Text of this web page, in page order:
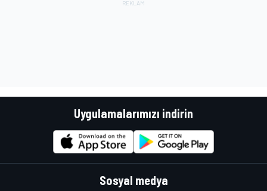
Uygulamalarımızı indirin
Sosyal medya